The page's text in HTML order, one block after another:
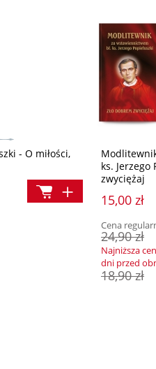
- O miłości,
ks. Jerzego
zwyciężaj
15,00 zł
Cena
24,90 zł
Najniższa
dni przed
18,90 zł